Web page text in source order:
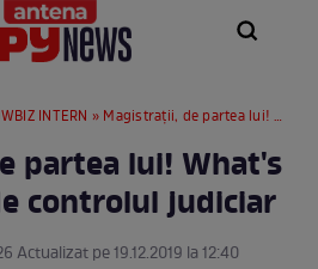
INTERN » Magistraţii, de partea lui! What's Up a scăpat de controlul judiciar
partea lui! What's
controlul judiciar
Actualizat pe 19.12.2019 la 12:40